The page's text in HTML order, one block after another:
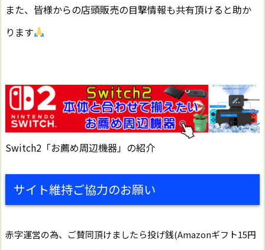
また、皆様からの店頭販売の目撃情報も共有頂けると助か
ります
Switch2「お薦め周辺機器」の紹介
サイト維持ご協力のお願い
赤字運営の為、ご賛同頂けましたら投げ銭(Amazonギフト15円